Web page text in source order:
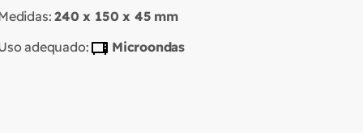
240 x 150 x 45 mm
adequado:
Microondas